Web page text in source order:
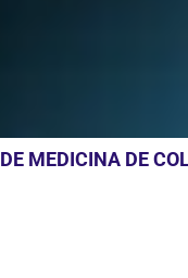
MEDICINA DE